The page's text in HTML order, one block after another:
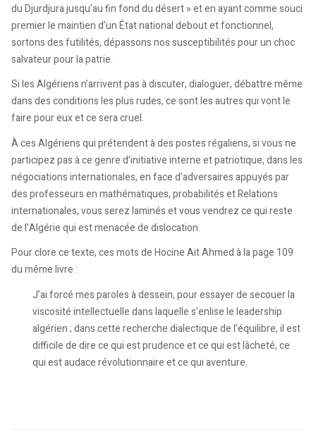
du Djurdjura jusqu’au fin fond du désert » et en ayant comme souci
premier le maintien d’un État national debout et fonctionnel,
sortons des futilités, dépassons nos susceptibilités pour un choc
salvateur pour la patrie.
Si les Algériens n’arrivent pas à discuter, dialoguer, débattre même
dans des conditions les plus rudes, ce sont les autres qui vont le
faire pour eux et ce sera cruel.
À ces Algériens qui prétendent à des postes régaliens, si vous ne
participez pas à ce genre d’initiative interne et patriotique, dans les
négociations internationales, en face d’adversaires appuyés par
des professeurs en mathématiques, probabilités et Relations
internationales, vous serez laminés et vous vendrez ce qui reste
de l’Algérie qui est menacée de dislocation.
Pour clore ce texte, ces mots de Hocine Ait Ahmed à la page 109
du même livre :
J’ai forcé mes paroles à dessein, pour essayer de secouer la
viscosité intellectuelle dans laquelle s’enlise le leadership
algérien ; dans cette recherche dialectique de l’équilibre, il est
difficile de dire ce qui est prudence et ce qui est lâcheté, ce
qui est audace révolutionnaire et ce qui aventure.